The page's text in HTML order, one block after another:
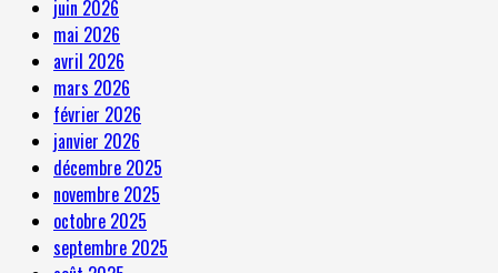
juin 2026
mai 2026
avril 2026
mars 2026
février 2026
janvier 2026
décembre 2025
novembre 2025
octobre 2025
septembre 2025